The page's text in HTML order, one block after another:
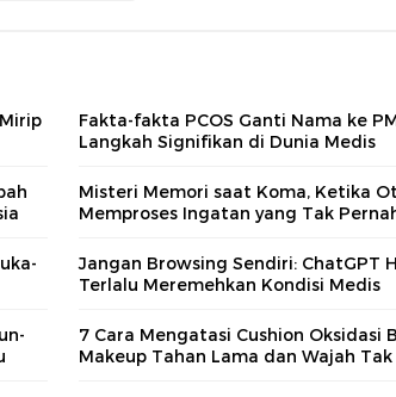
Fakta-fakta PCOS Ganti Nama ke
Langkah Signifikan di Dunia Medis
Misteri Memori saat Koma, Ketika
Memproses Ingatan yang Tak
Jangan Browsing Sendiri: ChatGPT
Terlalu Meremehkan Kondisi Medis
7 Cara Mengatasi Cushion Oksidasi
Makeup Tahan Lama dan Wajah